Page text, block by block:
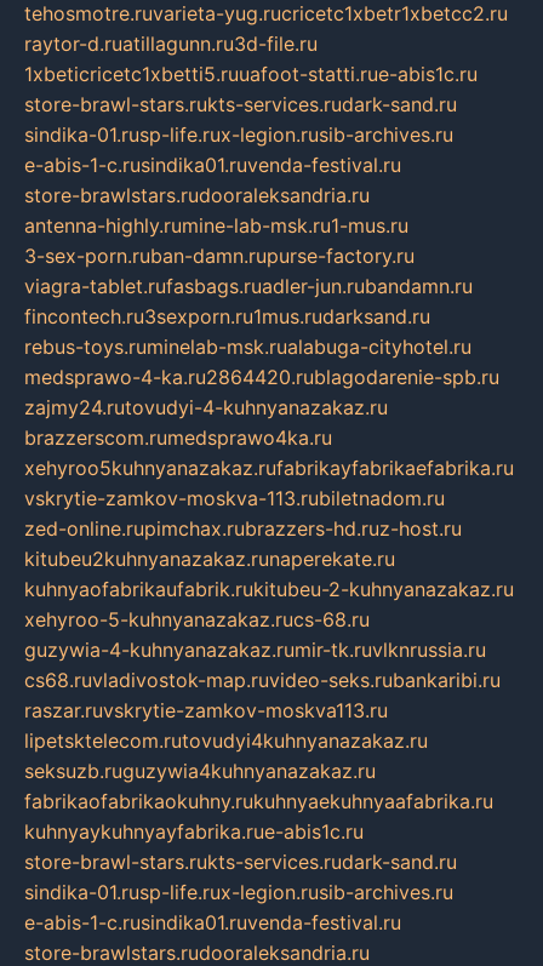
tehosmotre.ruvarieta-yug.rucricetc1xbetr1xbetcc2.ru
raytor-d.ruatillagunn.ru3d-file.ru
1xbeticricetc1xbetti5.ruuafoot-statti.rue-abis1c.ru
store-brawl-stars.rukts-services.rudark-sand.ru
sindika-01.rusp-life.rux-legion.rusib-archives.ru
e-abis-1-c.rusindika01.ruvenda-festival.ru
store-brawlstars.rudooraleksandria.ru
antenna-highly.rumine-lab-msk.ru1-mus.ru
3-sex-porn.ruban-damn.rupurse-factory.ru
viagra-tablet.rufasbags.ruadler-jun.rubandamn.ru
fincontech.ru3sexporn.ru1mus.rudarksand.ru
rebus-toys.ruminelab-msk.rualabuga-cityhotel.ru
medsprawo-4-ka.ru2864420.rublagodarenie-spb.ru
zajmy24.rutovudyi-4-kuhnyanazakaz.ru
brazzerscom.rumedsprawo4ka.ru
xehyroo5kuhnyanazakaz.rufabrikayfabrikaefabrika.ru
vskrytie-zamkov-moskva-113.rubiletnadom.ru
zed-online.rupimchax.rubrazzers-hd.ruz-host.ru
kitubeu2kuhnyanazakaz.runaperekate.ru
kuhnyaofabrikaufabrik.rukitubeu-2-kuhnyanazakaz.ru
xehyroo-5-kuhnyanazakaz.rucs-68.ru
guzywia-4-kuhnyanazakaz.rumir-tk.ruvlknrussia.ru
cs68.ruvladivostok-map.ruvideo-seks.rubankaribi.ru
raszar.ruvskrytie-zamkov-moskva113.ru
lipetsktelecom.rutovudyi4kuhnyanazakaz.ru
seksuzb.ruguzywia4kuhnyanazakaz.ru
fabrikaofabrikaokuhny.rukuhnyaekuhnyaafabrika.ru
kuhnyaykuhnyayfabrika.rue-abis1c.ru
store-brawl-stars.rukts-services.rudark-sand.ru
sindika-01.rusp-life.rux-legion.rusib-archives.ru
e-abis-1-c.rusindika01.ruvenda-festival.ru
store-brawlstars.rudooraleksandria.ru